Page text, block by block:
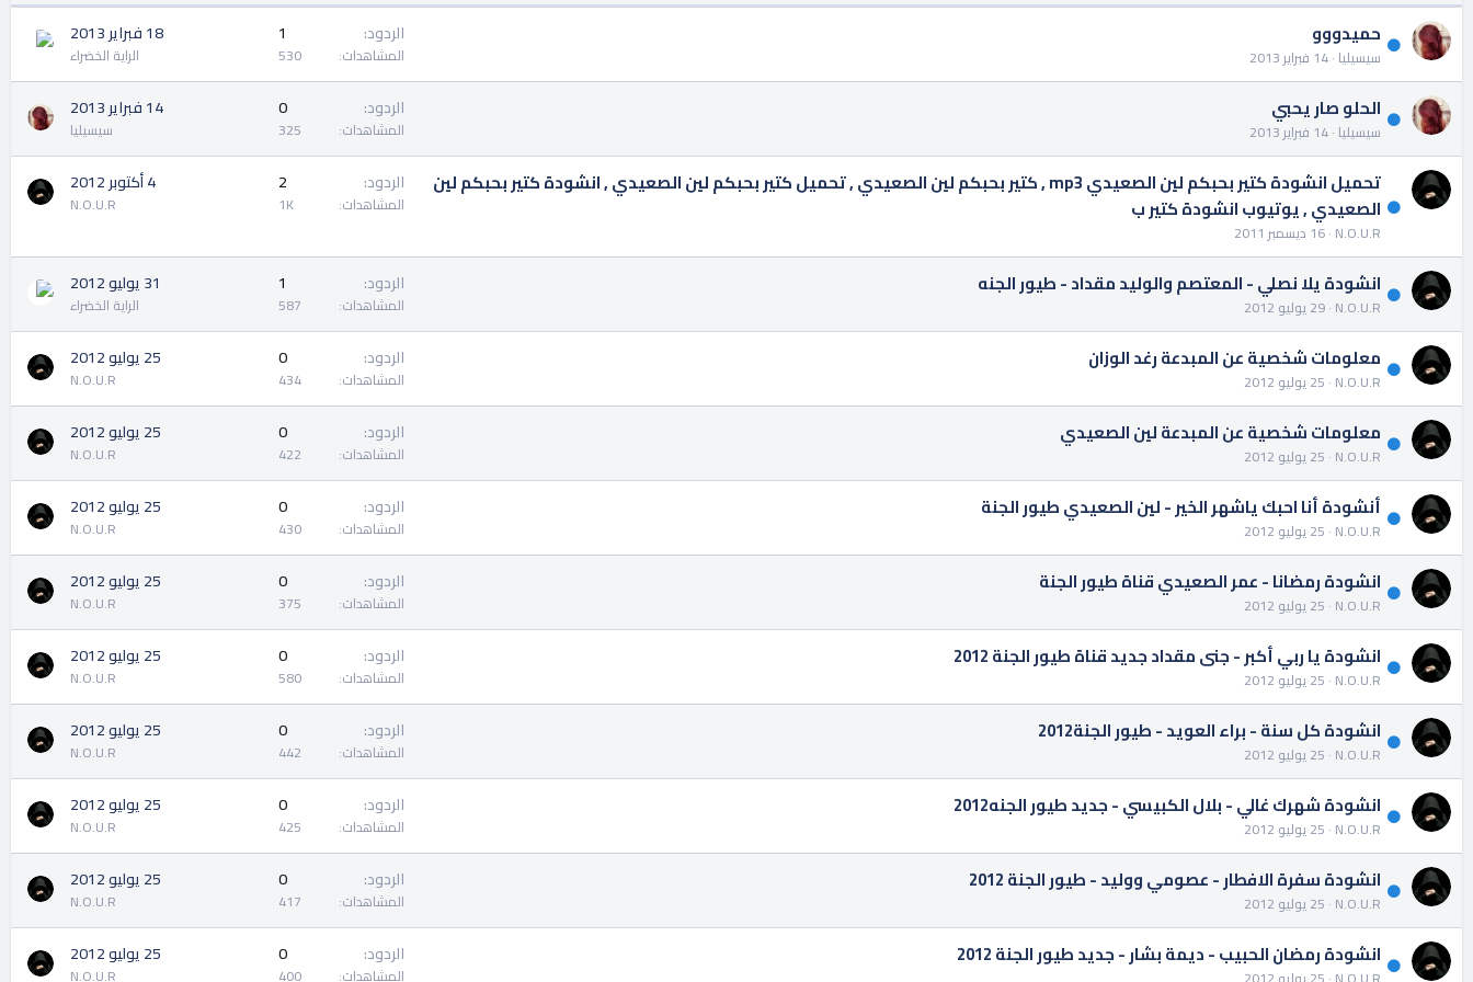
حميدووو
سيسيليا 14 فبراير 2013
الردود 1
المشاهدات 530
18 فبراير 2013
الراية الخضراء
الحلو صار يحبي
سيسيليا 14 فبراير 2013
الردود 0
المشاهدات 325
14 فبراير 2013
سيسيليا
تحميل انشودة كتير بحبكم لين الصعيدي mp3 , كتير بحبكم لين الصعيدي , تحميل كتير بحبكم لين الصعيدي , انشودة كتير بحبكم لين
الصعيدي , يوتيوب انشودة كتير ب
N.O.U.R 16 ديسمبر 2011
الردود 2
المشاهدات 1K
4 أكتوبر 2012
N.O.U.R
انشودة يلا نصلي - المعتصم والوليد مقداد - طيور الجنه
N.O.U.R 29 يوليو 2012
الردود 1
المشاهدات 587
31 يوليو 2012
الراية الخضراء
معلومات شخصية عن المبدعة رغد الوزان
N.O.U.R 25 يوليو 2012
الردود 0
المشاهدات 434
25 يوليو 2012
N.O.U.R
معلومات شخصية عن المبدعة لين الصعيدي
N.O.U.R 25 يوليو 2012
الردود 0
المشاهدات 422
25 يوليو 2012
N.O.U.R
أنشودة أنا احبك ياشهر الخير - لين الصعيدي طيور الجنة
N.O.U.R 25 يوليو 2012
الردود 0
المشاهدات 430
25 يوليو 2012
N.O.U.R
انشودة رمضانا - عمر الصعيدي قناة طيور الجنة
N.O.U.R 25 يوليو 2012
الردود 0
المشاهدات 375
25 يوليو 2012
N.O.U.R
انشودة يا ربي أكبر - جنى مقداد جديد قناة طيور الجنة 2012
N.O.U.R 25 يوليو 2012
الردود 0
المشاهدات 580
25 يوليو 2012
N.O.U.R
انشودة كل سنة - براء العويد - طيور الجنة2012
N.O.U.R 25 يوليو 2012
الردود 0
المشاهدات 442
25 يوليو 2012
N.O.U.R
انشودة شهرك غالي - بلال الكبيسي - جديد طيور الجنه2012
N.O.U.R 25 يوليو 2012
الردود 0
المشاهدات 425
25 يوليو 2012
N.O.U.R
انشودة سفرة الافطار - عصومي ووليد - طيور الجنة 2012
N.O.U.R 25 يوليو 2012
الردود 0
المشاهدات 417
25 يوليو 2012
N.O.U.R
انشودة رمضان الحبيب - ديمة بشار - جديد طيور الجنة 2012 الردود 0
المشاهدات 400
25 يوليو 2012
N.O.U.R